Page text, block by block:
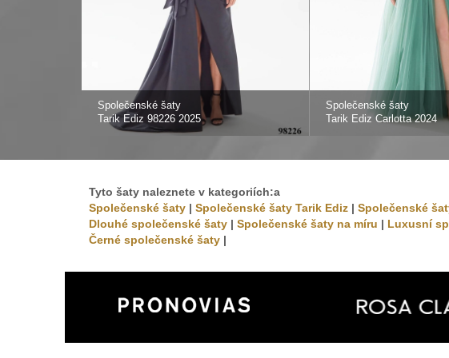
Společenské šaty
Tarik Ediz 98226 2025
Společenské šaty
Tarik Ediz Carlotta 2024
Tyto šaty naleznete v kategoriích:a
Společenské šaty | Společenské šaty Tarik Ediz | Společenské
Dlouhé společenské šaty | Společenské šaty na míru | Luxusní
Černé společenské šaty |